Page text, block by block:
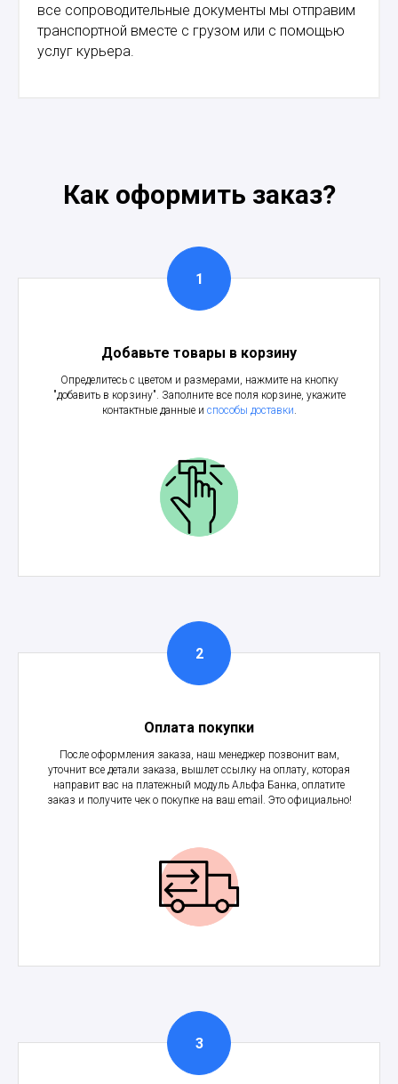
все сопроводительные документы мы отправим
транспортной вместе с грузом или с помощью
услуг курьера.
Как оформить заказ?
Добавьте товары в корзину
Определитесь с цветом и размерами, нажмите на кнопку
"добавить в корзину". Заполните все поля корзине, укажите
контактные данные и способы доставки.
Оплата покупки
После оформления заказа, наш менеджер позвонит вам,
уточнит все детали заказа, вышлет ссылку на оплату, которая
направит вас на платежный модуль Альфа Банка, оплатите
заказ и получите чек о покупке на ваш email. Это официально!